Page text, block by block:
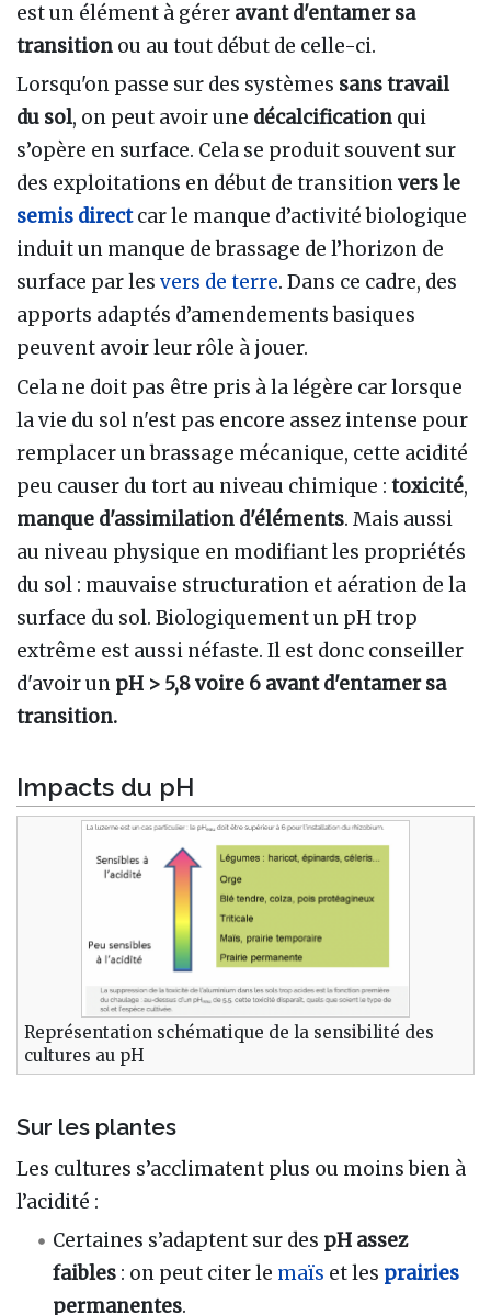
est un élément à gérer avant d'entamer sa
transition ou au tout début de celle-ci.
Lorsqu'on passe sur des systèmes sans travail
du sol, on peut avoir une décalcification qui
s’opère en surface. Cela se produit souvent sur
des exploitations en début de transitionvers le
semis directcar le manque d’activité biologique
induit un manque de brassage de l’horizon de
surface par les vers de terre. Dans ce cadre, des
apports adaptés d’amendements basiques
peuvent avoir leur rôle à jouer.
Cela ne doit pas être pris à la légère car lorsque
la vie du sol n'est pas encore assez intense pour
remplacer un brassage mécanique, cette acidité
peu causer du tort au niveau chimique : toxicité,
manque d'assimilation d'éléments. Mais aussi
au niveau physique en modifiant les propriétés
du sol : mauvaise structuration et aération de la
surface du sol. Biologiquement un pH trop
extrême est aussi néfaste. Il est donc conseiller
d'avoir un pH > 5,8 voire 6 avant d'entamer sa
transition.
Impacts du pH
Représentation schématique de la sensibilité des
cultures au pH
Sur les plantes
Les cultures s’acclimatent plus ou moins bien à
l’acidité :
Certaines s’adaptent sur des pH assez
faibles : on peut citer le maïs et les prairies
permanentes.